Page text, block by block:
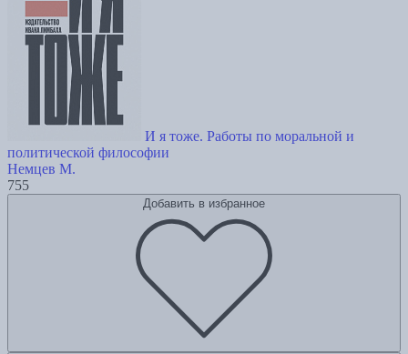
И я тоже. Работы по моральной и
политической философии
Немцев М.
755
Добавить в избранное